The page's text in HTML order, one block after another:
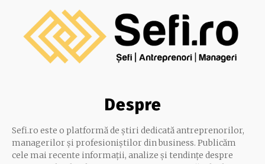
Despre
Sefi.ro este o platformă de știri dedicată antreprenorilor,
managerilor și profesioniștilor din business. Publicăm
cele mai recente informații, analize și tendințe despre